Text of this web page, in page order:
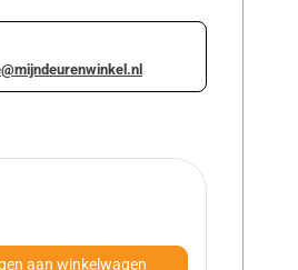
aan winkelwagen